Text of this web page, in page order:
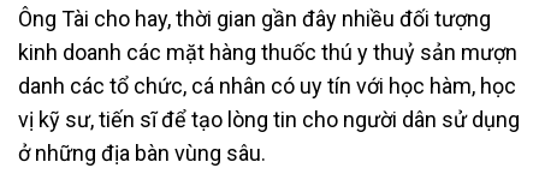
Ông Tài cho hay, thời gian gần đây nhiều đối tượng
kinh doanh các mặt hàng thuốc thú y thuỷ sản mượn
danh các tổ chức, cá nhân có uy tín với học hàm, học
vị kỹ sư, tiến sĩ để tạo lòng tin cho người dân sử dụng
ở những địa bàn vùng sâu.